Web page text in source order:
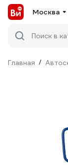
Москва
Поиск в
Главная /